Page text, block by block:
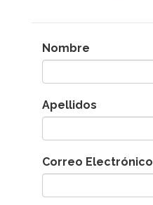
Nombre
Apellidos
Correo Electrónico